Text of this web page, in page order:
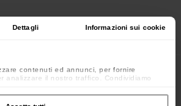
Dettagli Informazioni sui cookie
contenuti ed annunci, per fornire
analizzare il nostro traffico. Condividiamo
e social media, i quali potrebbero
hai fornito loro o che hanno raccolto dal
Oval MF-HDR Wide Cover [216008